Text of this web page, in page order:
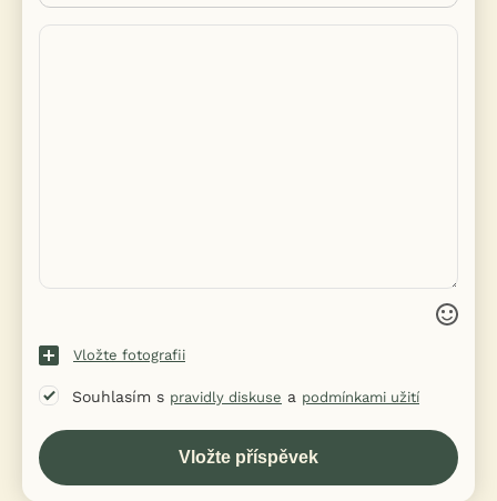
Vložte fotografii
Souhlasím s pravidly diskuse a podmínkami užití